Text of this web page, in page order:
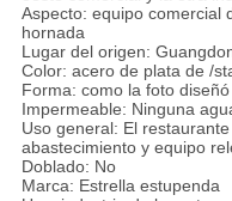
Aspecto: equipo comercial
hornada
Lugar del origen:
Color: acero de plata de /
Forma: como la foto diseñó
Impermeable: Ninguna
Uso general: El
abastecimiento y equipo
Doblado: No
Marca: Estrella estupenda